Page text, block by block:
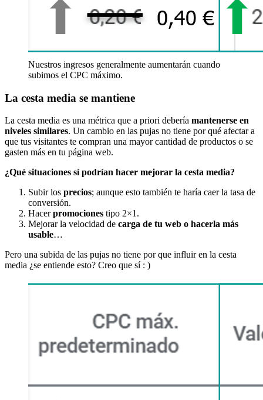
Nuestros ingresos generalmente aumentarán cuando
subimos el CPC máximo.
La cesta media se mantiene
La cesta media es una métrica que a priori debería mantenerse en
niveles similares. Un cambio en las pujas no tiene por qué afectar a
que tus visitantes te compran una mayor cantidad de productos o se
gasten más en tu página web.
¿Qué situaciones sí podrían hacer mejorar la cesta media?
Subir los precios; aunque esto también te haría caer la tasa de
conversión.
Hacerpromociones tipo 2×1.
Mejorar la velocidad de carga de tu web o hacerla más
usable…
Pero una subida de las pujas no tiene por que influir en la cesta
media ¿se entiende esto? Creo que sí : )